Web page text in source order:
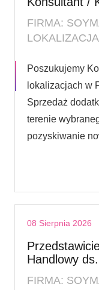
FIRMA:
Poszukujemy
lokalizacjach w
Sprzedaż
terenie
pozyskiwanie
08 Sierpnia 2026
Handlowy
FIRMA: